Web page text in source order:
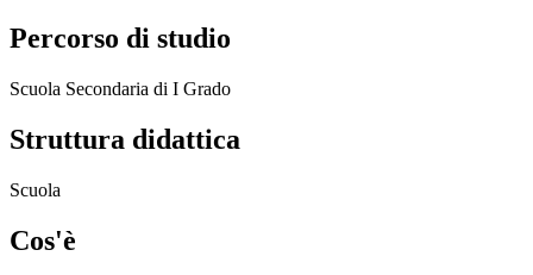
Percorso di studio
Scuola Secondaria di I Grado
Struttura didattica
Scuola
Cos'è